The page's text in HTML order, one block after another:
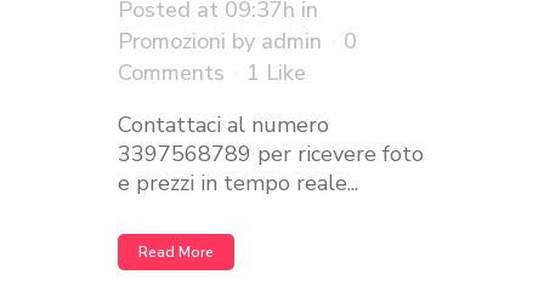
Posted at 09:37h in
Promozioni by admin
0
Comments
1 Like
Contattaci al numero
3397568789 per ricevere foto
e prezzi in tempo reale...
Read More